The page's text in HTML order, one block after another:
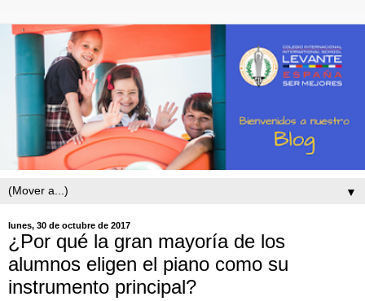
▼
lunes, 30 de octubre de 2017
¿Por qué la gran mayoría de los
alumnos eligen el piano como su
instrumento principal?